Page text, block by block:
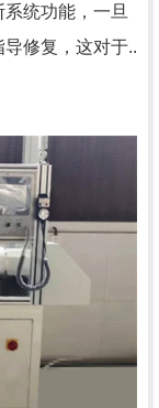
统功能，一旦
修复，这对于..